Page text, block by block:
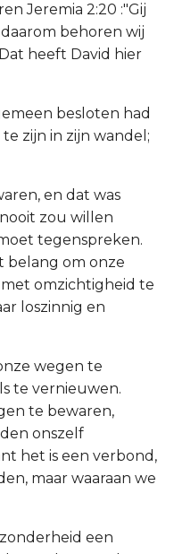
Jeremia 2:20 :"Gij
behoren wij
heeft David hier
besloten had
zijn in zijn wandel;
en dat was
zou willen
tegenspreken.
belang om onze
omzichtigheid te
loszinnig en
wegen te
te vernieuwen.
te bewaren,
onszelf
het is een verbond,
maar waaraan we
een